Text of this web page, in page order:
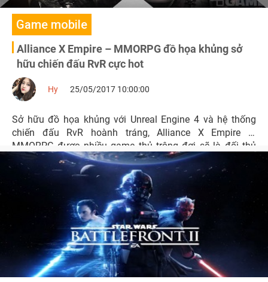
Game mobile
Alliance X Empire – MMORPG đồ họa khủng sở
hữu chiến đấu RvR cực hot
Hy 25/05/2017 10:00:00
Sở hữu đồ họa khủng với Unreal Engine 4 và hệ thống
chiến đấu RvR hoành tráng, Alliance X Empire là
MMORPG được nhiều game thủ trông đợi sẽ là đối thủ
nặng ký của siêu phẩm Lineage 2: Revolution.